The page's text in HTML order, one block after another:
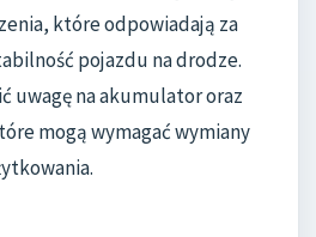
które odpowiadają za
pojazdu na drodze.
uwagę na akumulator oraz
mogą wymagać wymiany